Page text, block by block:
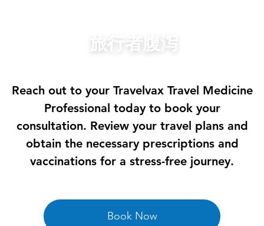
旅行者腹泻
Reach out to your Travelvax Travel Medicine
Professional today to book your
consultation. Review your travel plans and
obtain the necessary prescriptions and
vaccinations for a stress-free journey.
Book Now